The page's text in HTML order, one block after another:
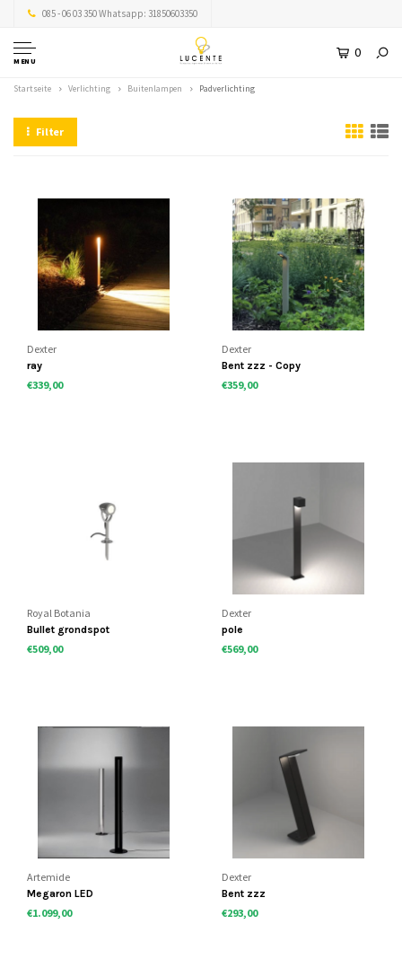
085 - 06 03 350 Whatsapp: 31850603350
MENU
0
Startseite Verlichting Buitenlampen Padverlichting
Filter
Dexter
ray
€339,00
Dexter
Bent zzz - Copy
€359,00
Royal Botania
Bullet grondspot
€509,00
Dexter
pole
€569,00
Artemide
Megaron LED
€1.099,00
Dexter
Bent zzz
€293,00